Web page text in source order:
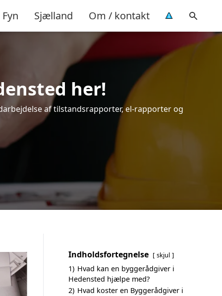
Fyn Sjælland Om / kontakt
her!
af tilstandsrapporter, el-rapporter og
Indholdsfortegnelse skjul
1) Hvad kan en byggerådgiver i
Hedensted hjælpe med?
2) Hvad koster en Byggerådgiver i